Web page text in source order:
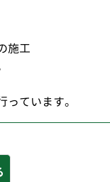
施工
ています。